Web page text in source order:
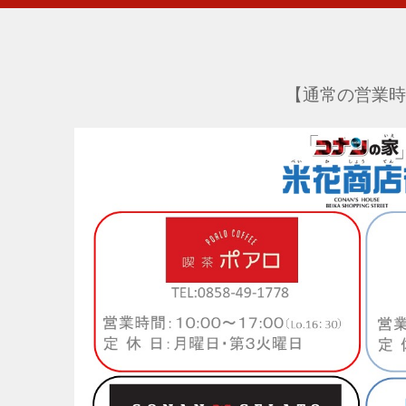
【通常の営業